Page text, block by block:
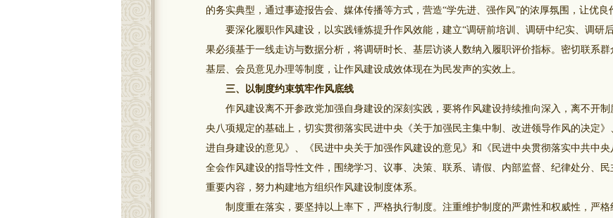
的务实典型，通过事迹报告会、媒体传播等方式，营造“学先进、强作风”的浓厚氛围，让优良
要深化履职作风建设，以实践锤炼提升作风效能，建立“调研前培训、调研中纪实、调研
果必须基于一线走访与数据分析，将调研时长、基层访谈人数纳入履职评价指标。密切联系
基层、会员意见办理等制度，让作风建设成效体现在为民发声的实效上。
三、以制度约束筑牢作风底线
作风建设离不开参政党加强自身建设的深刻实践，要将作风建设持续推向深入，离不开制
央八项规定的基础上，切实贯彻落实民进中央《关于加强民主集中制、改进领导作风的决定
进自身建设的意见》、《民进中央关于加强作风建设的意见》和《民进中央贯彻落实中共中
全会作风建设的指导性文件，围绕学习、议事、决策、联系、请假、内部监督、纪律处分、
重要内容，努力构建地方组织作风建设制度体系。
制度重在落实，要坚持以上率下，严格执行制度。注重维护制度的严肃性和权威性，严格